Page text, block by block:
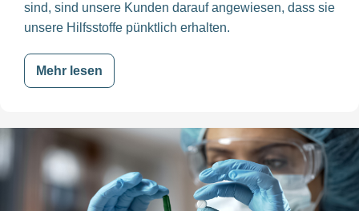
sind, sind unsere Kunden darauf angewiesen, dass sie
unsere Hilfsstoffe pünktlich erhalten.
Mehr lesen